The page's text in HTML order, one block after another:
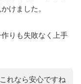
けました。
りも失敗なく上手
れなら安心ですね